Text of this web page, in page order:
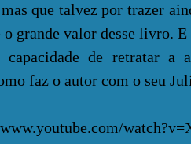
que talvez por trazer
o grande valor desse livro.
de retratar a
faz o autor com o seu